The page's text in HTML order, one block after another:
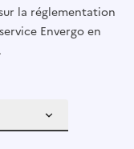
la réglementation
Envergo en